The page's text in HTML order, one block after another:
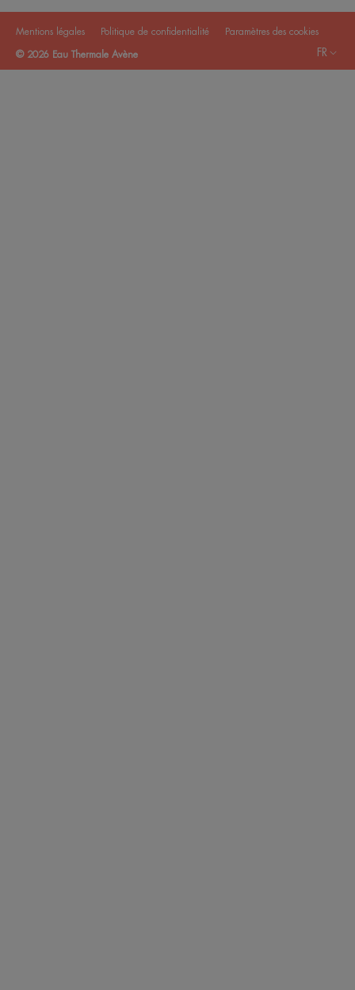
Mentions légales Politique de confidentialité Paramètres des cookies
© 2026 Eau Thermale Avène FR